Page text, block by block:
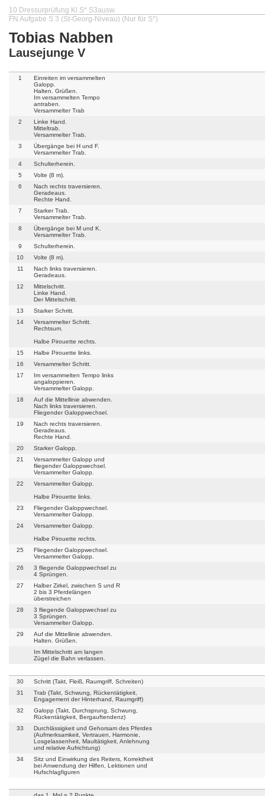
10 Dressurprüfung Kl.S* S3ausw.
FN Aufgabe S 3 (St-Georg-Niveau) (Nur für S*)
Tobias Nabben
Lausejunge V
1
Einreiten im versammelten
Galopp.
Halten. Grüßen.
Im versammelten Tempo
antraben.
Versammelter Trab
2
Linke Hand.
Mitteltrab.
Versammelter Trab.
3
Übergänge bei H und F.
Versammelter Trab.
4
Schulterherein.
5
Volte (8 m).
6
Nach rechts traversieren.
Geradeaus.
Rechte Hand.
7
Starker Trab.
Versammelter Trab.
8
Übergänge bei M und K.
Versammelter Trab.
9
Schulterherein.
10
Volte (8 m).
11
Nach links traversieren.
Geradeaus.
12
Mittelschritt.
Linke Hand.
Der Mittelschritt.
13
Starker Schritt.
14
Versammelter Schritt.
Rechtsum.
Halbe Pirouette rechts.
15
Halbe Pirouette links.
16
Versammelter Schritt.
17
Im versammelten Tempo links
angaloppieren.
Versammelter Galopp.
18
Auf die Mittellinie abwenden.
Nach links traversieren.
Fliegender Galoppwechsel.
19
Nach rechts traversieren.
Geradeaus.
Rechte Hand.
20
Starker Galopp.
21
Versammelter Galopp und
fliegender Galoppwechsel.
Versammelter Galopp.
22
Versammelter Galopp.
Halbe Pirouette links.
23
Fliegender Galoppwechsel.
Versammelter Galopp.
24
Versammelter Galopp.
Halbe Pirouette rechts.
25
Fliegender Galoppwechsel.
Versammelter Galopp.
26
3 fliegende Galoppwechsel zu
4 Sprüngen.
27
Halber Zirkel, zwischen S und R
2 bis 3 Pferdelängen
überstreichen
28
3 fliegende Galoppwechsel zu
3 Sprüngen.
Versammelter Galopp.
29
Auf die Mittellinie abwenden.
Halten. Grüßen.
Im Mittelschritt am langen
Zügel die Bahn verlassen.
30
Schritt (Takt, Fleiß, Raumgriff, Schreiten)
31
Trab (Takt, Schwung, Rückentätigkeit,
Engagement der Hinterhand, Raumgriff)
32
Galopp (Takt, Durchsprung, Schwung,
Rückentätigkeit, Bergauftendenz)
33
Durchlässigkeit und Gehorsam des Pferdes
(Aufmerksamkeit, Vertrauen, Harmonie,
Losgelassenheit, Maultätigkeit, Anlehnung
und relative Aufrichtung)
34
Sitz und Einwirkung des Reiters, Korrektheit
bei Anwendung der Hilfen, Lektionen und
Hufschlagfiguren